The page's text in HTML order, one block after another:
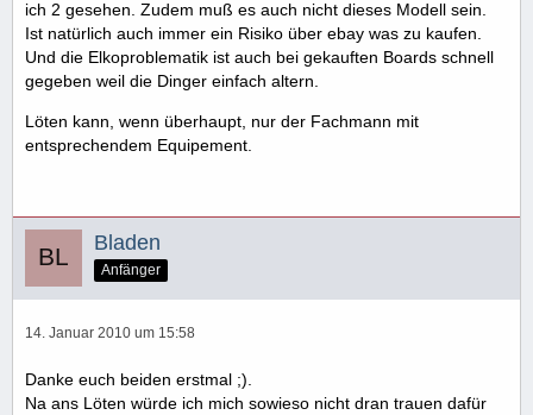
ich 2 gesehen. Zudem muß es auch nicht dieses Modell sein.
Ist natürlich auch immer ein Risiko über ebay was zu kaufen.
Und die Elkoproblematik ist auch bei gekauften Boards schnell
gegeben weil die Dinger einfach altern.
Löten kann, wenn überhaupt, nur der Fachmann mit
entsprechendem Equipement.
Bladen
Anfänger
14. Januar 2010 um 15:58
Danke euch beiden erstmal ;).
Na ans Löten würde ich mich sowieso nicht dran trauen dafür